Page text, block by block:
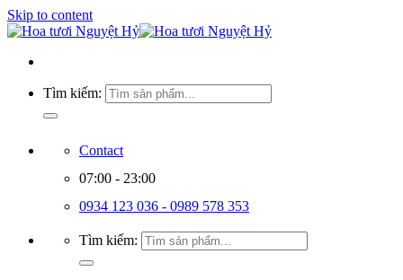
Skip to content
Tìm kiếm:
Contact
07:00 - 23:00
0934 123 036 - 0989 578 353
Tìm kiếm: